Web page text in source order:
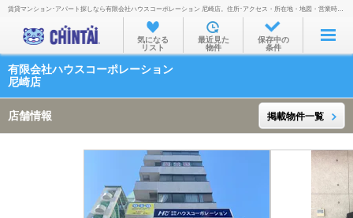
お部屋を探す
沿線・駅から
通勤通学時間から
物件特集から
不動産会社から
賃貸マンション･アパート探しなら有限会社ハウスコーポレーション 尼崎店。住所･アクセス・所在地・地図・営業時間・定休日・電話番号などを掲載。
気になる
リスト
最近見た
物件
保存中の
条件
有限会社ハウスコーポレーション
尼崎店
店舗情報 掲載物件一覧